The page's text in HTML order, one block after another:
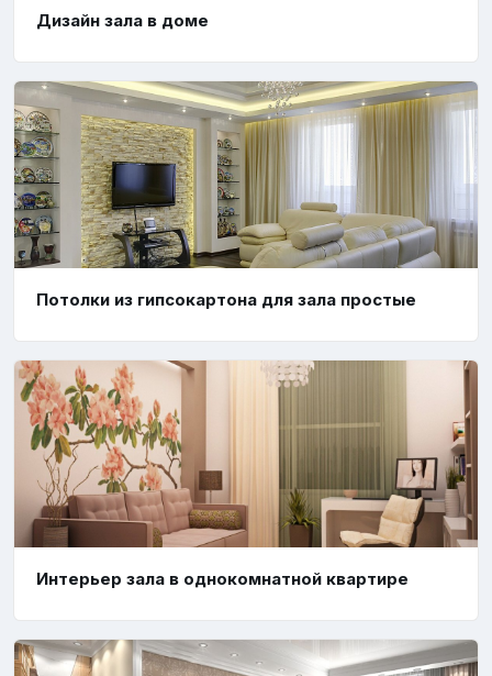
Дизайн зала в доме
Потолки из гипсокартона для зала простые
Интерьер зала в однокомнатной квартире